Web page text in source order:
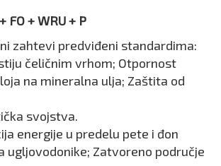
FO + WRU + P
zahtevi predviđeni standardima:
čeličnim vrhom; Otpornost
na mineralna ulja; Zaštita od
svojstva.
energije u predelu pete i đon
ugljovodonike; Zatvoreno područje